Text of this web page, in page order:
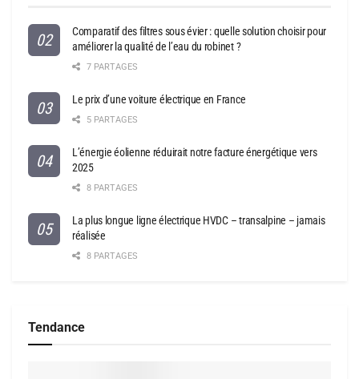
Comparatif des filtres sous évier : quelle solution choisir pour
améliorer la qualité de l’eau du robinet ?
7 PARTAGES
Le prix d’une voiture électrique en France
5 PARTAGES
L’énergie éolienne réduirait notre facture énergétique vers
2025
8 PARTAGES
La plus longue ligne électrique HVDC – transalpine – jamais
réalisée
8 PARTAGES
Tendance